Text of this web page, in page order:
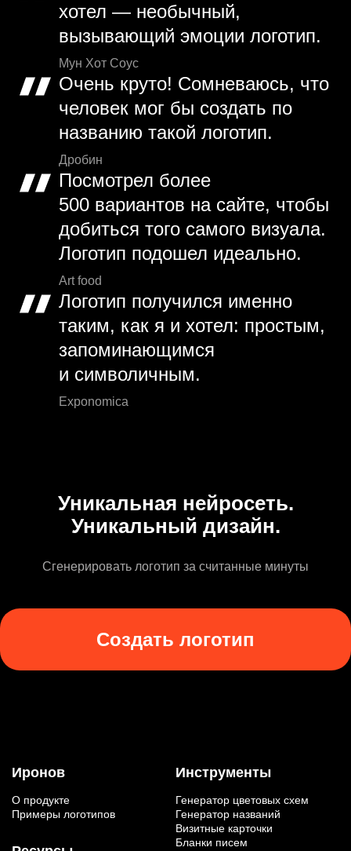
хотел — необычный,
вызывающий эмоции логотип.
Мун Хот Соус
Очень круто! Сомневаюсь, что
человек мог бы создать по
названию такой логотип.
Дробин
Посмотрел более
500 вариантов на сайте, чтобы
добиться того самого визуала.
Логотип подошел идеально.
Art food
Логотип получился именно
таким, как я и хотел: простым,
запоминающимся
и символичным.
Exponomica
Уникальная нейросеть.
Уникальный дизайн.
Сгенерировать логотип за считанные минуты
Создать логотип
Иронов
О продукте
Примеры логотипов
Инструменты
Генератор цветовых схем
Генератор названий
Визитные карточки
Бланки писем